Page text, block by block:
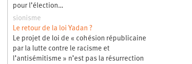
pour l’élection…
sionisme
Le retour de la loi Yadan ?
Le projet de loi de « cohésion républicaine
par la lutte contre le racisme et
l’antisémitisme » n’est pas la résurrection